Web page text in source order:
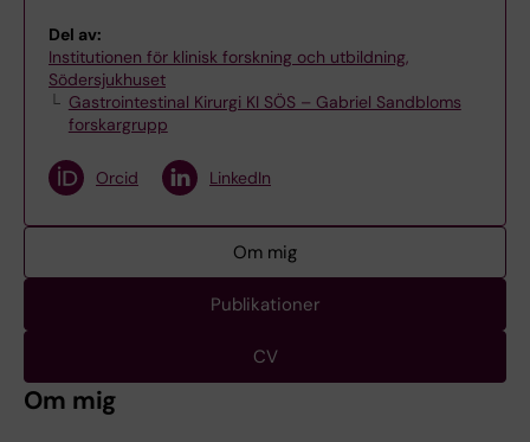
Del av:
Institutionen för klinisk forskning och utbildning,
Södersjukhuset
Gastrointestinal Kirurgi KI SÖS – Gabriel Sandbloms
forskargrupp
Orcid LinkedIn
Om mig
Publikationer
CV
Om mig